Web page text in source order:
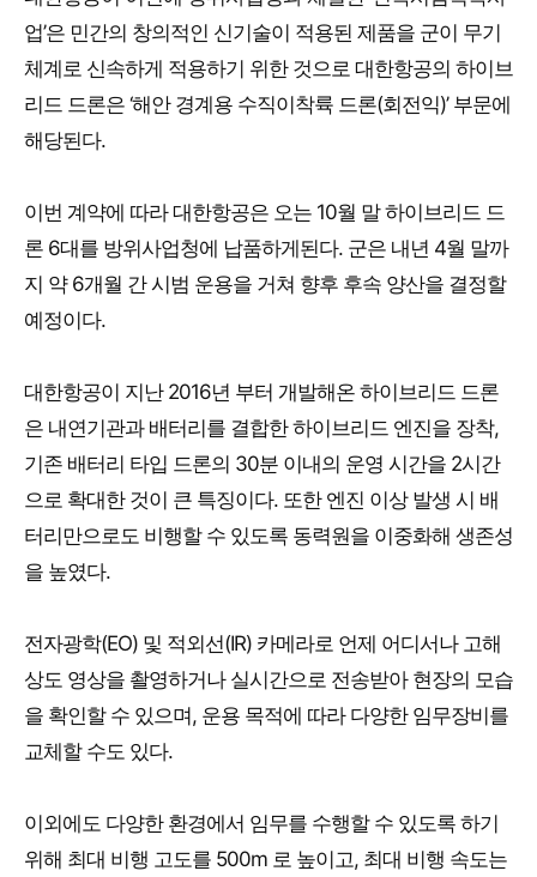
업’은 민간의 창의적인 신기술이 적용된 제품을 군이 무기
체계로 신속하게 적용하기 위한 것으로 대한항공의 하이브
리드 드론은 ‘해안 경계용 수직이착륙 드론(회전익)’ 부문에
해당된다.
이번 계약에 따라 대한항공은 오는 10월 말 하이브리드 드
론 6대를 방위사업청에 납품하게된다. 군은 내년 4월 말까
지 약 6개월 간 시범 운용을 거쳐 향후 후속 양산을 결정할
예정이다.
대한항공이 지난 2016년 부터 개발해온 하이브리드 드론
은 내연기관과 배터리를 결합한 하이브리드 엔진을 장착,
기존 배터리 타입 드론의 30분 이내의 운영 시간을 2시간
으로 확대한 것이 큰 특징이다. 또한 엔진 이상 발생 시 배
터리만으로도 비행할 수 있도록 동력원을 이중화해 생존성
을 높였다.
전자광학(EO) 및 적외선(IR) 카메라로 언제 어디서나 고해
상도 영상을 촬영하거나 실시간으로 전송받아 현장의 모습
을 확인할 수 있으며, 운용 목적에 따라 다양한 임무장비를
교체할 수도 있다.
이외에도 다양한 환경에서 임무를 수행할 수 있도록 하기
위해 최대 비행 고도를 500m 로 높이고, 최대 비행 속도는